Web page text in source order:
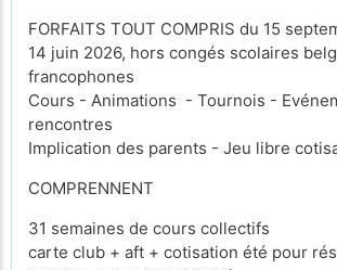
FORFAITS TOUT COMPRIS du 15
14 juin 2026, hors congés scolaires
francophones
Cours - Animations - Tournois -
rencontres
Implication des parents - Jeu libre
COMPRENNENT
31 semaines de cours collectifs
carte club + aft + cotisation été pour